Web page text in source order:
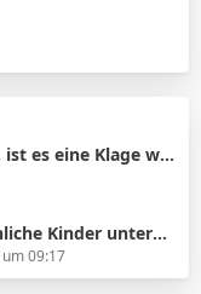
eine Klage wert?
bei der Partnersuche wahrnehmen.
um 09:17